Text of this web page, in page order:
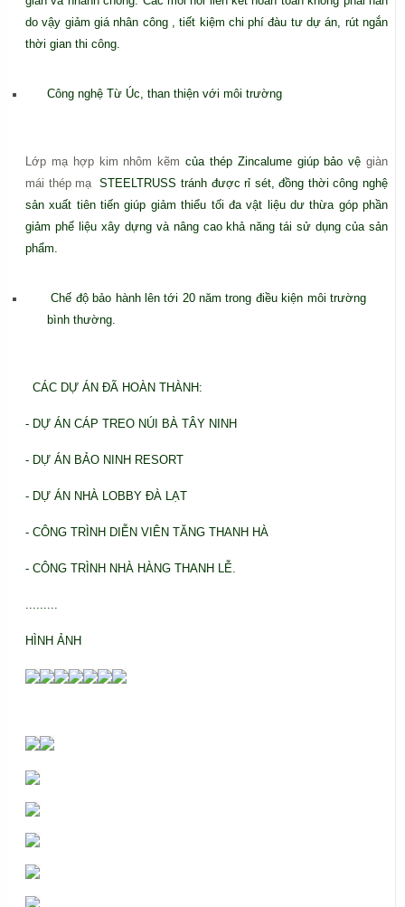
do vậy giảm giá nhân công , tiết kiệm chi phí đàu tư dự án, rút ngắn
thời gian thi công.
Công nghệ Từ Úc, than thiện với môi trường
Lớp mạ hợp kim nhôm kẽm của thép Zincalume giúp bảo vệ giàn
mái thép mạ
STEELTRUSS tránh được rỉ sét, đồng thời công nghệ
sản xuất tiên tiến giúp giảm thiểu tối đa vật liệu dư thừa góp phần
giảm phế liệu xây dựng và nâng cao khả năng tái sử dụng của sản
phẩm.
Chế độ bảo hành lên tới 20 năm trong điều kiện môi trường
bình thường.
CÁC DỰ ÁN ĐÃ HOÀN THÀNH:
- DỰ ÁN CÁP TREO NÚI BÀ TÂY NINH
- DỰ ÁN BẢO NINH RESORT
- DỰ ÁN NHÀ LOBBY ĐÀ LẠT
- CÔNG TRÌNH DIỄN VIÊN TĂNG THANH HÀ
- CÔNG TRÌNH NHÀ HÀNG THANH LỄ.
HÌNH ẢNH